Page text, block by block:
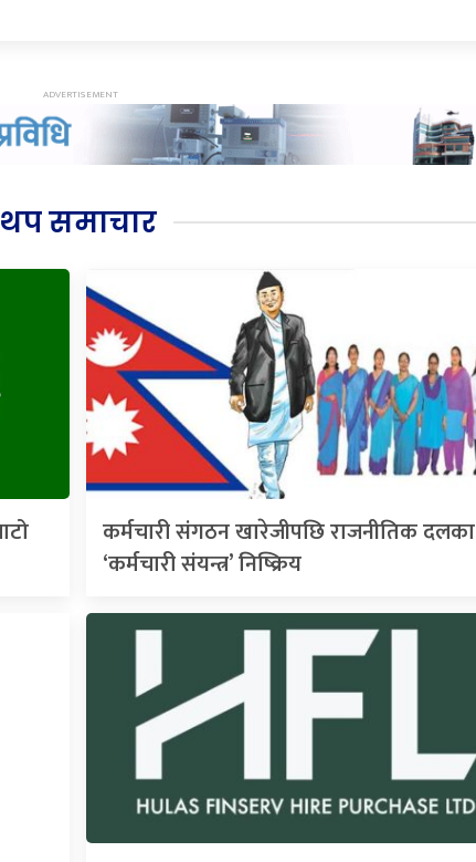
थप समाचार
कर्मचारी संगठन खारेजीपछि राजनीतिक दलका
‘कर्मचारी संयन्त्र’ निष्क्रिय